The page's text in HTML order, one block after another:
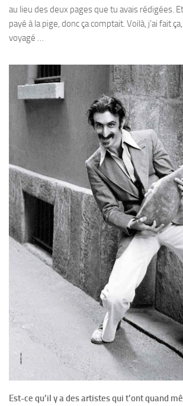
au lieu des deux pages que tu avais rédigées.
payé à la pige, donc ça comptait. Voilà, j’ai fait
voyagé …
Est-ce qu’il y a des artistes qui t’ont quand